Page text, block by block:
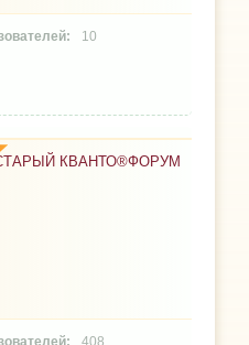
10
КВАНТО®ФОРУМ